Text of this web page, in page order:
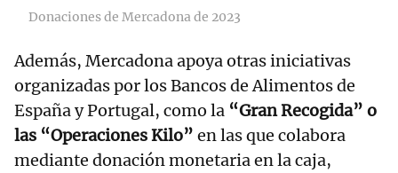
Donaciones de Mercadona de 2023
Además, Mercadona apoya otras iniciativas
organizadas por los Bancos de Alimentos de
España y Portugal, como la “Gran Recogida” o
las “Operaciones Kilo” en las que colabora
mediante donación monetaria en la caja,